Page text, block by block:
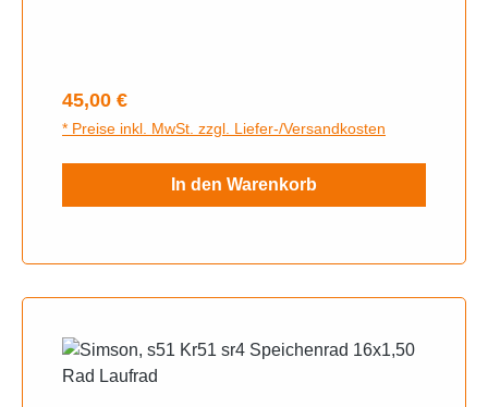
Regulärer Preis:
45,00 €
* Preise inkl. MwSt. zzgl. Liefer-/Versandkosten
In den Warenkorb